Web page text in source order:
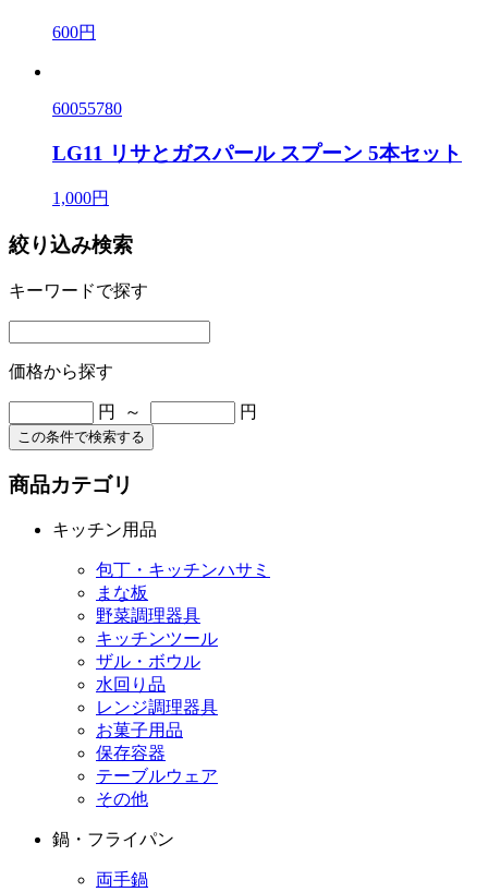
600円
60055780
LG11 リサとガスパール スプーン 5本セット
1,000円
絞り込み検索
キーワードで探す
価格から探す
円 ～ 円
この条件で検索する
商品カテゴリ
キッチン用品
包丁・キッチンハサミ
まな板
野菜調理器具
キッチンツール
ザル・ボウル
水回り品
レンジ調理器具
お菓子用品
保存容器
テーブルウェア
その他
鍋・フライパン
両手鍋